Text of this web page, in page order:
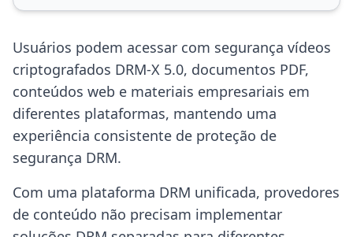
Usuários podem acessar com segurança vídeos
criptografados DRM-X 5.0, documentos PDF,
conteúdos web e materiais empresariais em
diferentes plataformas, mantendo uma
experiência consistente de proteção de
segurança DRM.
Com uma plataforma DRM unificada, provedores
de conteúdo não precisam implementar